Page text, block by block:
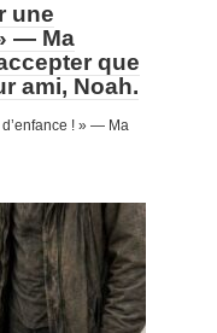
une
— Ma
que
ami, Noah.
! » — Ma